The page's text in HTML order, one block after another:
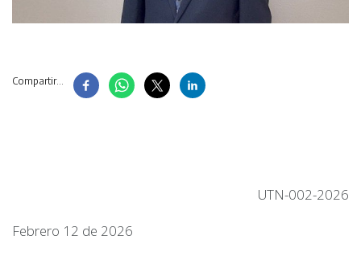
Compartir...
UTN-002-2026
Febrero 12 de 2026